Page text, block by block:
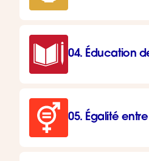
04. Éducation
05. Égalité